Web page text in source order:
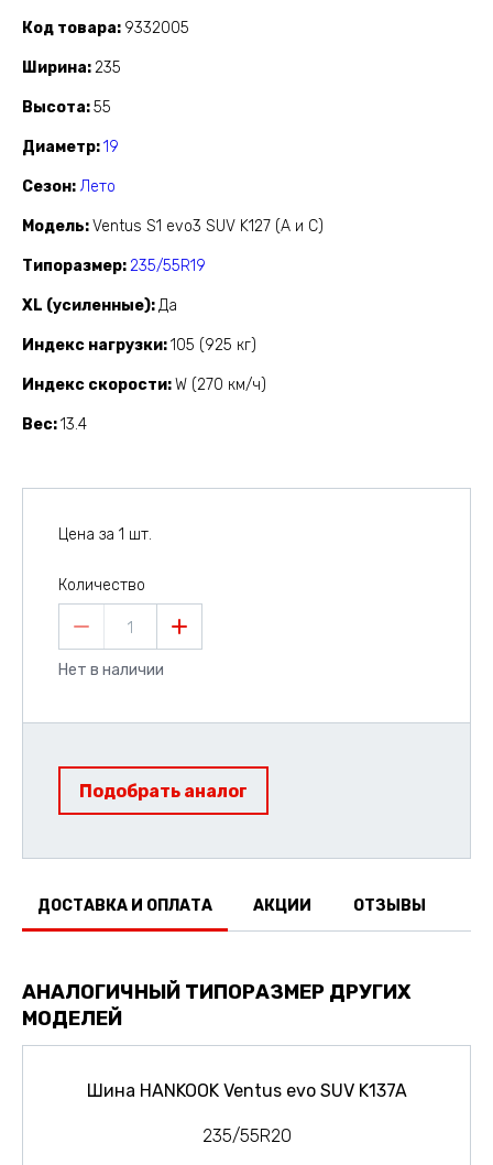
Код товара 9332005
Ширина 235
Высота 55
Диаметр 19
Сезон Лето
Модель Ventus S1 evo3 SUV K127 (A и C)
Типоразмер 235/55R19
XL (усиленные) Да
Индекс нагрузки 105 (925 кг)
Индекс скорости W (270 км/ч)
Вес 13.4
Цена за 1 шт.
Количество
1
Нет в наличии
Подобрать аналог
ДОСТАВКА И ОПЛАТА АКЦИИ ОТЗЫВЫ
АНАЛОГИЧНЫЙ ТИПОРАЗМЕР ДРУГИХ
МОДЕЛЕЙ
Шина HANKOOK Ventus evo SUV K137A
235/55R20